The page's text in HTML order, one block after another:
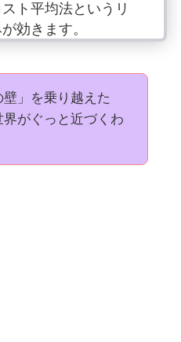
ト平均法というリ
効きます。
壁」を乗り越えた
界がぐっと近づくわ